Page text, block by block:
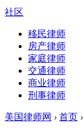
社区
移民律师
房产律师
家庭律师
交通律师
商业律师
刑事律师
美国律师网 › 首页 ›